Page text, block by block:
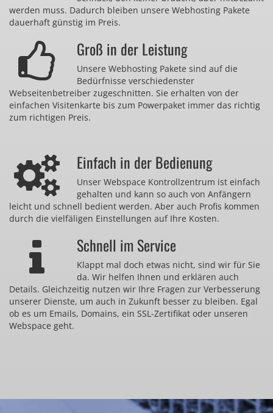
werden muss. Dadurch bleiben unsere Webhosting Pakete
dauerhaft günstig im Preis.
Groß in der Leistung
Unsere Webhosting Pakete sind auf die
Bedürfnisse verschiedenster
Webseitenbetreiber zugeschnitten. Sie erhalten von der
einfachen Visitenkarte bis zum Powerpaket immer das richtig
zum richtigen Preis.
Einfach in der Bedienung
Unser Webspace Kontrollzentrum ist einfach
gehalten und kann so auch von Anfängern
leicht und schnell bedient werden. Aber auch Profis kommen
durch die vielfäligen Einstellungen auf Ihre Kosten.
Schnell im Service
Klappt mal doch etwas nicht, sind wir für Sie
da. Wir helfen Ihnen und erklären auch
Details. Gleichzeitig nutzen wir Ihre Fragen zur Verbesserung
unserer Dienste, um auch in Zukunft besser zu bleiben. Egal
ob es um Emails, Domains, ein SSL-Zertifikat oder unseren
Webspace geht.